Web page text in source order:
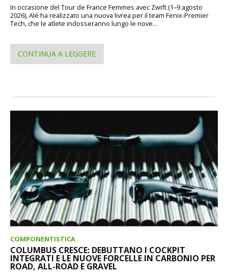
In occasione del Tour de France Femmes avec Zwift (1–9 agosto
2026), Alé ha realizzato una nuova livrea per il team Fenix-Premier
Tech, che le atlete indosseranno lungo le nove...
CONTINUA A LEGGERE
COMPONENTISTICA
COLUMBUS CRESCE: DEBUTTANO I COCKPIT
INTEGRATI E LE NUOVE FORCELLE IN CARBONIO PER
ROAD, ALL-ROAD E GRAVEL